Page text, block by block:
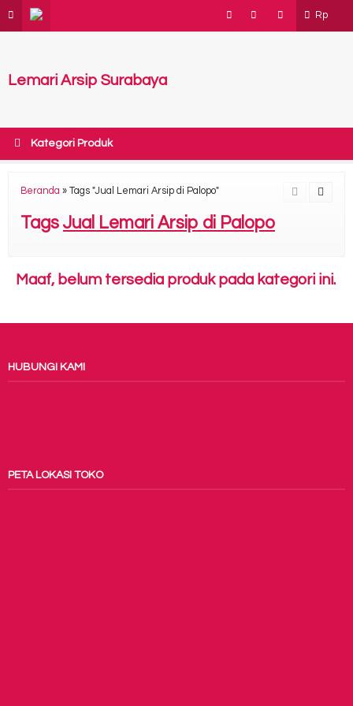
Rp
Lemari Arsip Surabaya
Kategori Produk
Beranda » Tags "Jual Lemari Arsip di Palopo"
Tags Jual Lemari Arsip di Palopo
Maaf, belum tersedia produk pada kategori ini.
HUBUNGI KAMI
PETA LOKASI TOKO